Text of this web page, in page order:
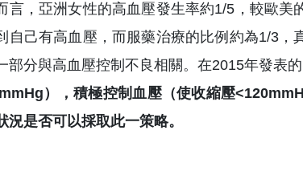
言，亞洲女性的高血壓發生率約1/5，較歐
自己有高血壓，而服藥治療的比例約為1/3
部分與高血壓控制不良相關。在2015年發表
），積極控制血壓（使收縮壓
況是否可以採取此一策略。